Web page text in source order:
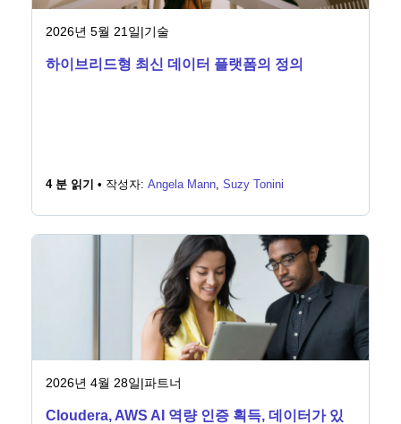
2026년 5월 21일|기술
하이브리드형 최신 데이터 플랫폼의 정의
4 분 읽기 • 작성자: Angela Mann, Suzy Tonini
2026년 4월 28일|파트너
Cloudera, AWS AI 역량 인증 획득, 데이터가 있